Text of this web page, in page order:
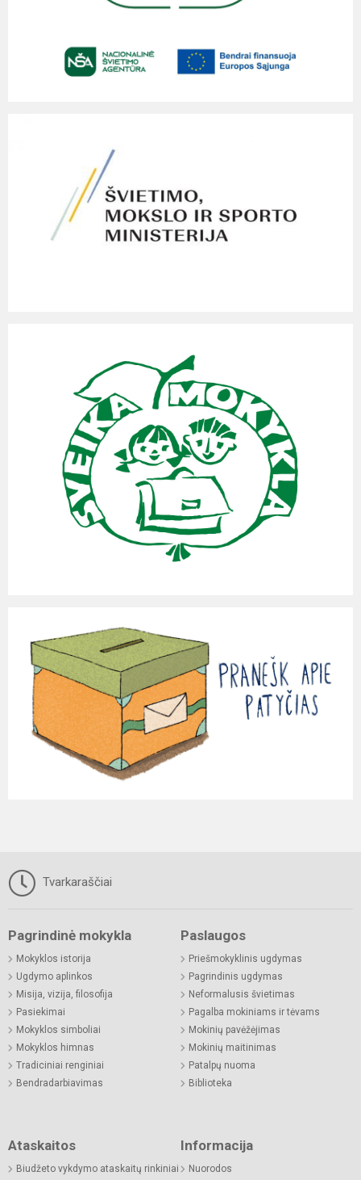
Tvarkaraščiai
Pagrindinė mokykla
Mokyklos istorija
Ugdymo aplinkos
Misija, vizija, filosofija
Pasiekimai
Mokyklos simboliai
Mokyklos himnas
Tradiciniai renginiai
Bendradarbiavimas
Paslaugos
Priešmokyklinis ugdymas
Pagrindinis ugdymas
Neformalusis švietimas
Pagalba mokiniams ir tėvams
Mokinių pavėžėjimas
Mokinių maitinimas
Patalpų nuoma
Biblioteka
Ataskaitos
Biudžeto vykdymo ataskaitų rinkiniai
Informacija
Nuorodos